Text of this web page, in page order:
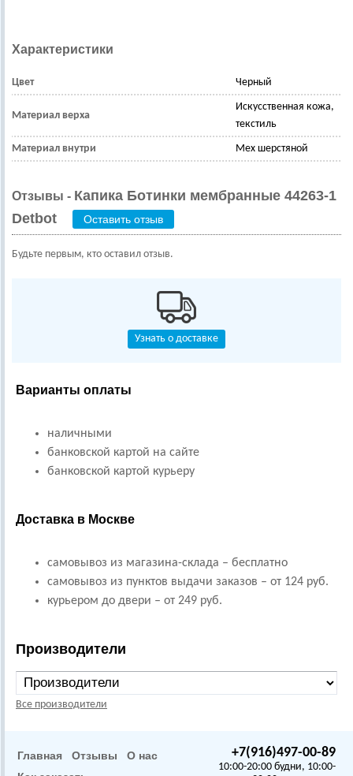
Характеристики
Цвет Черный
Материал верха
Искусственная кожа,
текстиль
Материал внутри Мех шерстяной
Отзывы - Капика Ботинки мембранные 44263-1
Detbot
Оставить отзыв
Будьте первым, кто оставил отзыв.
Узнать о доставке
Варианты оплаты
наличными
банковской картой на сайте
банковской картой курьеру
Доставка в Москве
самовывоз из магазина-склада – бесплатно
самовывоз из пунктов выдачи заказов – от 124 руб.
курьером до двери – от 249 руб.
Производители
Все производители
+7(916)497-00-89
10:00-20:00 будни, 10:00-
Главная Отзывы
О нас